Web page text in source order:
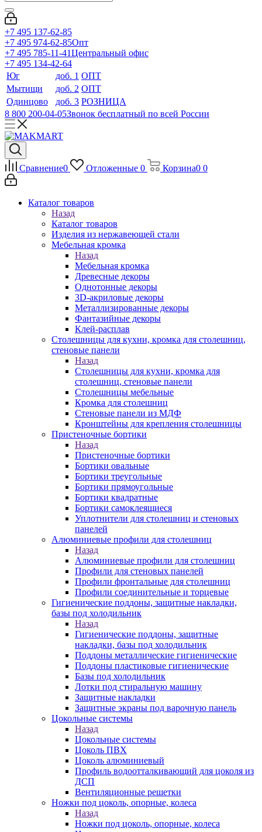
+7 495 137-62-85
+7 495 974-62-85Опт
+7 495 785-11-41Центральный офис
+7 495 134-42-64
Юг
доб. 1 ОПТ
Мытищи
доб. 2 ОПТ
Одинцово
доб. 3 РОЗНИЦА
8 800 200-04-05Звонок бесплатный по всей России
Сравнение0 Отложенные 0 Корзина0 0
Каталог товаров
Назад
Каталог товаров
Изделия из нержавеющей стали
Мебельная кромка
Назад
Мебельная кромка
Древесные декоры
Однотонные декоры
3D-акриловые декоры
Металлизированные декоры
Фантазийные декоры
Клей-расплав
Столешницы для кухни, кромка для столешниц,
стеновые панели
Назад
Столешницы для кухни, кромка для
столешниц, стеновые панели
Столешницы мебельные
Кромка для столешниц
Стеновые панели из МДФ
Кронштейны для крепления столешницы
Пристеночные бортики
Назад
Пристеночные бортики
Бортики овальные
Бортики треугольные
Бортики прямоугольные
Бортики квадратные
Бортики самоклеящиеся
Уплотнители для столешниц и стеновых
панелей
Алюминиевые профили для столешниц
Назад
Алюминиевые профили для столешниц
Профили для стеновых панелей
Профили фронтальные для столешниц
Профили соединительные и торцевые
Гигиенические поддоны, защитные накладки,
базы под холодильник
Назад
Гигиенические поддоны, защитные
накладки, базы под холодильник
Поддоны металлические гигиенические
Поддоны пластиковые гигиенические
Базы под холодильник
Лотки под стиральную машину
Защитные накладки
Защитные экраны под варочную панель
Цокольные системы
Назад
Цокольные системы
Цоколь ПВХ
Цоколь алюминиевый
Профиль водоотталкивающий для цоколя из
ДСП
Вентиляционные решетки
Ножки под цоколь, опорные, колеса
Назад
Ножки под цоколь, опорные, колеса